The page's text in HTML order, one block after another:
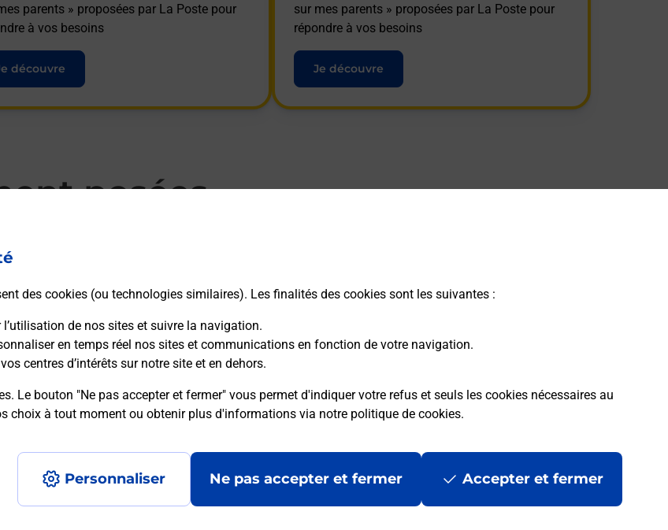
des cookies (ou technologies similaires). Les finalités des cookies sont les suivantes :
de nos sites et suivre la navigation.
en temps réel nos sites et communications en fonction de votre navigation.
centres d’intérêts sur notre site et en dehors.
Le bouton "Ne pas accepter et fermer" vous permet d'indiquer votre refus et seuls les cookies nécessaires au
choix à tout moment ou obtenir plus d'informations via notre politique de cookies.
Personnaliser Ne pas accepter et fermer Accepter et fermer
parents » proposées par La Poste pour
à vos besoins
découvre
sur mes parents » proposées par La Poste pour
répondre à vos besoins
Je découvre
posées
qu’est ce que c’est ?
?
: partiellement conforme Mentions légales Données personnelles et cookies